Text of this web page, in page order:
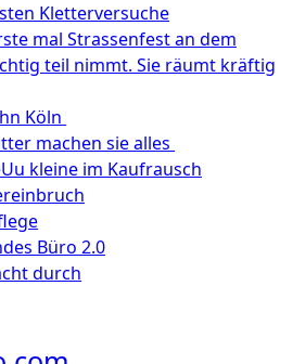
Kletterversuche
mal Strassenfest an dem
teil nimmt. Sie räumt kräftig
Köln
machen sie alles
kleine im Kaufrausch
Büro 2.0
durch